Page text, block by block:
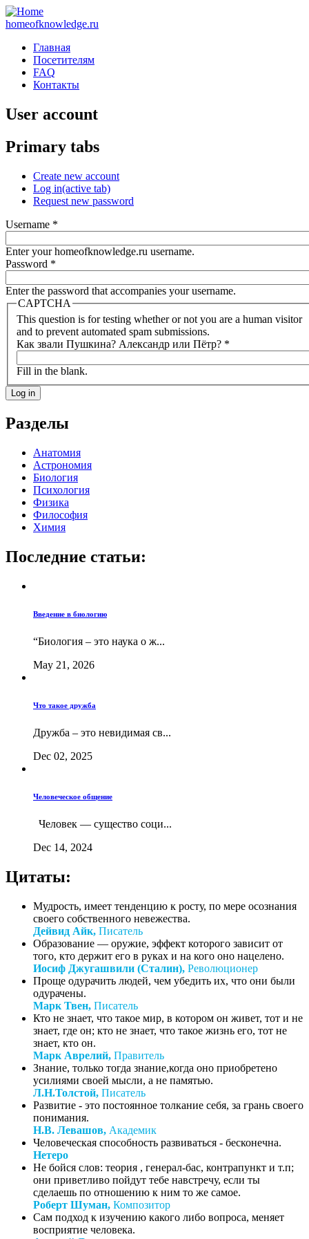
homeofknowledge.ru
Главная
Посетителям
FAQ
Контакты
User account
Primary tabs
Create new account
Log in(active tab)
Request new password
Username *
Enter your homeofknowledge.ru username.
Password *
Enter the password that accompanies your username.
CAPTCHA
This question is for testing whether or not you are a human visitor
and to prevent automated spam submissions.
Как звали Пушкина? Александр или Пётр? *
Fill in the blank.
Разделы
Анатомия
Астрономия
Биология
Психология
Физика
Философия
Химия
Последние статьи:
Введение в биологию
“Биология – это наука о ж...
May 21, 2026
Что такое дружба
Дружба – это невидимая св...
Dec 02, 2025
Человеческое общение
Человек — существо соци...
Dec 14, 2024
Цитаты:
Мудрость, имеет тенденцию к росту, по мере осознания
своего собственного невежества.
Дейвид Айк, Писатель
Образование — оружие, эффект которого зависит от
того, кто держит его в руках и на кого оно нацелено.
Иосиф Джугашвили (Сталин), Революционер
Проще одурачить людей, чем убедить их, что они были
одурачены.
Марк Твен, Писатель
Кто не знает, что такое мир, в котором он живет, тот и не
знает, где он; кто не знает, что такое жизнь его, тот не
знает, кто он.
Марк Аврелий, Правитель
Знание, только тогда знание,когда оно приобретено
усилиями своей мысли, а не памятью.
Л.Н.Толстой, Писатель
Развитие - это постоянное толкание себя, за грань своего
понимания.
Н.В. Левашов, Академик
Человеческая способность развиваться - бесконечна.
Нетеро
Не бойся слов: теория , генерал-бас, контрапункт и т.п;
они приветливо пойдут тебе навстречу, если ты
сделаешь по отношению к ним то же самое.
Роберт Шуман, Композитор
Сам подход к изучению какого либо вопроса, меняет
восприятие человека.